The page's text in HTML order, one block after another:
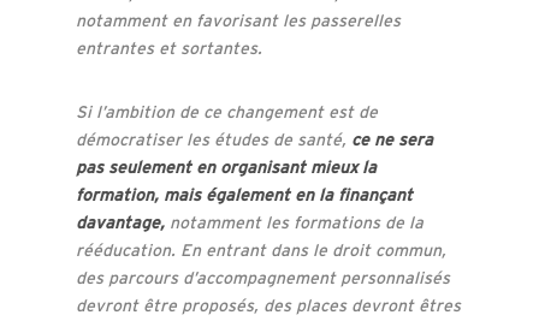
notamment en favorisant les passerelles
entrantes et sortantes.
Si l’ambition de ce changement est de
démocratiser les études de santé, ce ne sera
pas seulement en organisant mieux la
formation, mais également en la finançant
davantage,notamment les formations de la
rééducation. En entrant dans le droit commun,
des parcours d’accompagnement personnalisés
devront être proposés, des places devront êtres